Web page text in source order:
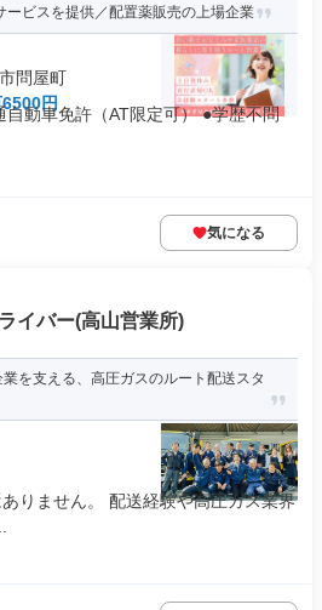
ービスを提供／配置薬販売の上場企業
問屋町
円
動車免許（AT限定可） ●学歴不問
気になる
イバー(高山営業所)
業を支える、高圧ガスのルート配送スタ
りません。 配送経験や高圧ガス業界